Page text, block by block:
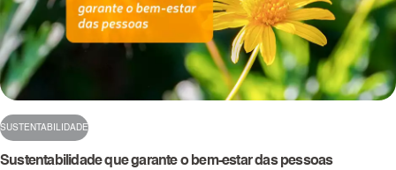
SUSTENTABILIDADE
Sustentabilidade que garante o bem-estar das pessoas